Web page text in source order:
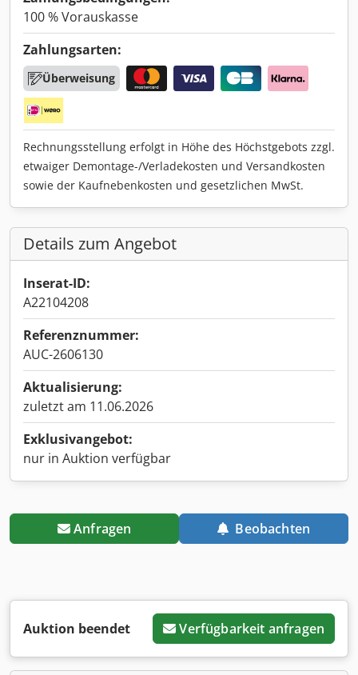
100 % Vorauskasse
Zahlungsarten:
Überweisung
Rechnungsstellung erfolgt in Höhe des Höchstgebots zzgl.
etwaiger Demontage-/Verladekosten und Versandkosten
sowie der Kaufnebenkosten und gesetzlichen MwSt.
Details zum Angebot
Inserat-ID:
A22104208
Referenznummer:
AUC-2606130
Aktualisierung:
zuletzt am 11.06.2026
Exklusivangebot:
nur in Auktion verfügbar
Anfragen Beobachten
Auktion beendet Verfügbarkeit anfragen